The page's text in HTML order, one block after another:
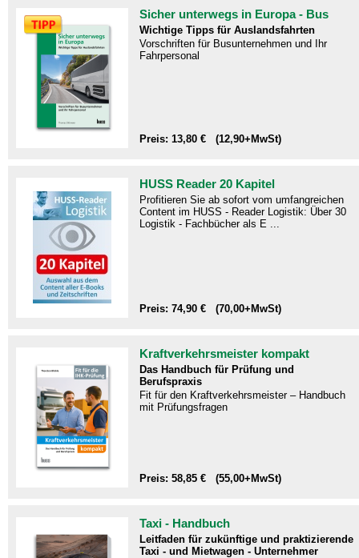
Sicher unterwegs in Europa - Bus
Wichtige Tipps für Auslandsfahrten
Vorschriften für Busunternehmen und Ihr
Fahrpersonal
Preis: 13,80 € (12,90+MwSt)
HUSS Reader 20 Kapitel
Profitieren Sie ab sofort vom umfangreichen
Content im HUSS - Reader Logistik: Über 30
Logistik - Fachbücher als E ...
Preis: 74,90 € (70,00+MwSt)
Kraftverkehrsmeister kompakt
Das Handbuch für Prüfung und
Berufspraxis
Fit für den Kraftverkehrsmeister – Handbuch
mit Prüfungsfragen​
Preis: 58,85 € (55,00+MwSt)
Taxi - Handbuch
Leitfaden für zukünftige und praktizierende
Taxi - und Mietwagen - Unternehmer